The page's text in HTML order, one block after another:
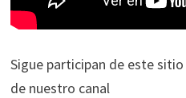
Sigue participan de este
de nuestro canal